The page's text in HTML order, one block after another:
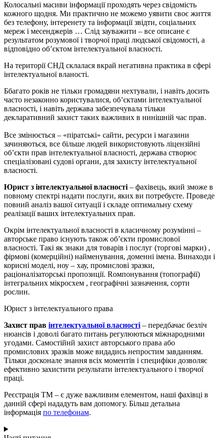
Колосальні масиви інформації проходять через свідомість
кожного щодня. Ми практично не можемо уявити своє життя
без телефону, інтеренету та інформації звідти, соціальних
мереж і месенджерів … Слід зауважити – все описане є
результатом розумової і творчої праці людської свідомості, а
відповідно об’єктом інтелектуальної власності.
На території СНД склалася вкрай негативна практика в сфері
інтелектуальної вланості.
Ббагато років не тільки громадяни нехтували, і навіть досить
часто незаконно користувалися, об’єктами інтелектуальної
власності, і навіть держава забезпечувала тільки
декларативний захист таких важливих в нинішній час прав.
Все змінюється – «піратські» сайти, ресурси і магазини
зачиняються, все більше людей використовують ліцензійні
об’єкти прав інтелектуальної власності, держава створює
спеціалізовані судові органи, для захисту інтелектуальної
власності.
Юрист з інтелектуальної власності – фахівець, який зможе в
повному спектрі надати послуги, яких ви потребуєте. Проведе
повний аналіз вашої ситуації і складе оптимальну схему
реалізації ваших інтелектуальних прав.
Окрім інтелектуальної власності в класичному розумінні –
авторське право існують також об’єкти промислової
власності. Такі як знаки для товарів і послуг (торгові марки) ,
фірмові (комерційні) найменування, доменні імена. Винаходи і
корисні моделі, ноу – хау, промислові зразки,
раціоналізаторські пропозиції. Rомпонування (топографії)
інтегральних мікросхем , географічні зазначення, сорти
рослин.
Юрист з інтелектуального права
Захист прав інтелектуальної власності – передбачає безліч
нюансів і доволі багато питань регулюються міжнародними
угодами. Самостійнй захист авторського права або
промислових зразків може видадись непростим завданням.
Тільки досконале знання всіх моментів і специфіки дозволяє
ефективно захистити результати інтелектуального і творчої
праці.
Реєстрація ТМ – є дуже важливим елементом, наші фахівці в
данній сфері нададуть вам допомогу. Більш детальна
інформація по телефонам.